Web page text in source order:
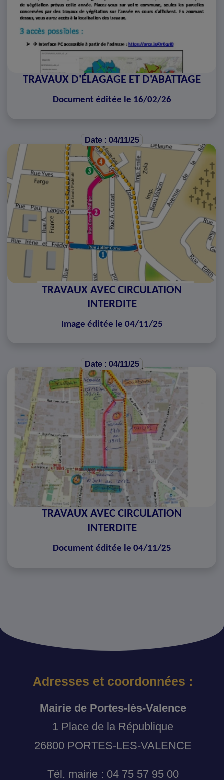
TRAVAUX D'ÉLAGAGE ET D'ABATTAGE
Document éditée le 16/02/26
Date : 04/11/25
TRAVAUX AVEC CIRCULATION
INTERDITE
Image éditée le 04/11/25
Date : 04/11/25
TRAVAUX AVEC CIRCULATION
INTERDITE
Document éditée le 04/11/25
Adresses et coordonnées :
Mairie de Portes-lès-Valence
1 Place de la République
26800 PORTES-LES-VALENCE
Tél. mairie : 04 75 57 95 00